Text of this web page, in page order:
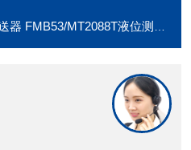
器 FMB53/MT2088T液位测量